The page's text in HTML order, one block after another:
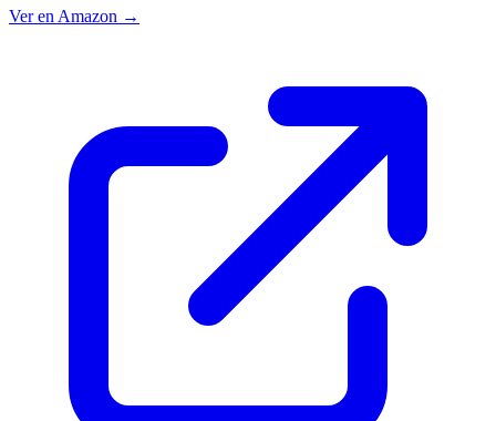
solo 53 g. El tope de gama de Garmin para correr sin el volumen de
Ver en Amazon →